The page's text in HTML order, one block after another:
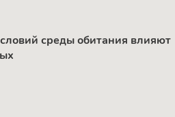
среды обитания влияют